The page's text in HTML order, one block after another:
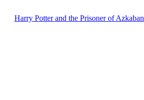
Harry Potter and the Prisoner of Azkaban